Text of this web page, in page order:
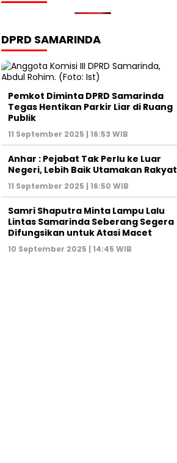
DPRD SAMARINDA
Pemkot Diminta DPRD Samarinda
Tegas Hentikan Parkir Liar di Ruang
Publik
11 September 2025 | 16:53 WIB
Anhar : Pejabat Tak Perlu ke Luar
Negeri, Lebih Baik Utamakan Rakyat
11 September 2025 | 16:50 WIB
Samri Shaputra Minta Lampu Lalu
Lintas Samarinda Seberang Segera
Difungsikan untuk Atasi Macet
10 September 2025 | 14:45 WIB